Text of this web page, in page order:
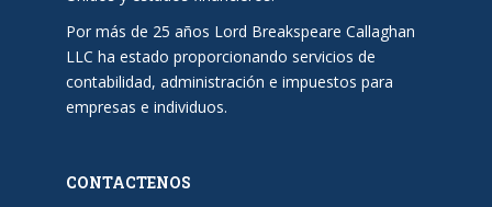
Por más de 25 años Lord Breakspeare Callaghan
LLC ha estado proporcionando servicios de
contabilidad, administración e impuestos para
empresas e individuos.
CONTACTENOS